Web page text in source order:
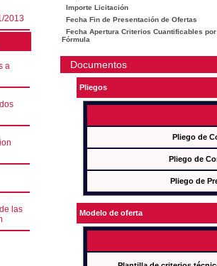
2013
a
las
Importe Licitación
Fecha Fin de Presentación de Ofertas
Fecha Apertura Criterios Cuantificables por
Fórmula
Documentos
Pliegos
Pliego de
Pliego de
Pliego de
Modelo de oferta